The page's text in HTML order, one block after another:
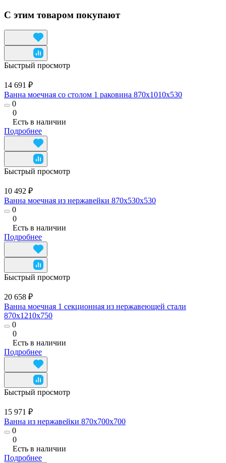
С этим товаром покупают
Быстрый просмотр
14 691 ₽
Ванна моечная со столом 1 раковина 870x1010x530
0
0
Есть в наличии
Подробнее
Быстрый просмотр
10 492 ₽
Ванна моечная из нержавейки 870x530x530
0
0
Есть в наличии
Подробнее
Быстрый просмотр
20 658 ₽
Ванна моечная 1 секционная из нержавеющей стали
870x1210x750
0
0
Есть в наличии
Подробнее
Быстрый просмотр
15 971 ₽
Ванна из нержавейки 870x700х700
0
0
Есть в наличии
Подробнее